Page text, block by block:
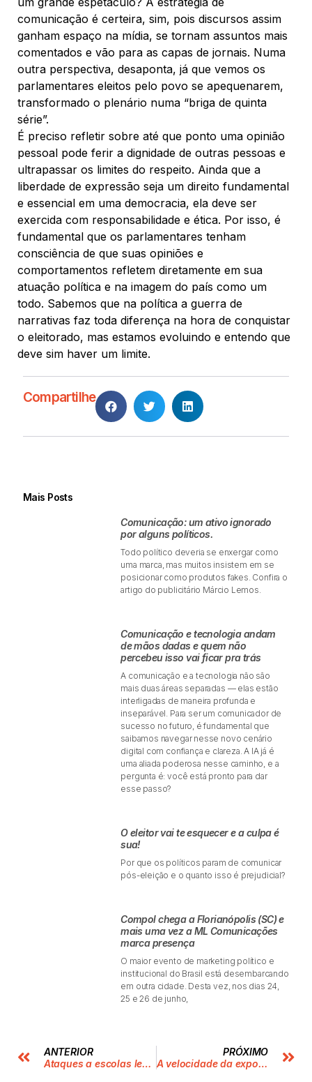
comunicação é certeira, sim, pois discursos assim
ganham espaço na mídia, se tornam assuntos mais
comentados e vão para as capas de jornais. Numa
outra perspectiva, desaponta, já que vemos os
parlamentares eleitos pelo povo se apequenarem,
transformado o plenário numa “briga de quinta
série”.
É preciso refletir sobre até que ponto uma opinião
pessoal pode ferir a dignidade de outras pessoas e
ultrapassar os limites do respeito. Ainda que a
liberdade de expressão seja um direito fundamental
e essencial em uma democracia, ela deve ser
exercida com responsabilidade e ética. Por isso, é
fundamental que os parlamentares tenham
consciência de que suas opiniões e
comportamentos refletem diretamente em sua
atuação política e na imagem do país como um
todo. Sabemos que na política a guerra de
narrativas faz toda diferença na hora de conquistar
o eleitorado, mas estamos evoluindo e entendo que
deve sim haver um limite.
Compartilhe
Mais Posts
Comunicação: um ativo ignorado
por alguns políticos.
Todo político deveria se enxergar como
uma marca, mas muitos insistem em se
posicionar como produtos fakes. Confira o
artigo do publicitário Márcio Lemos.
Comunicação e tecnologia andam
de mãos dadas e quem não
percebeu isso vai ficar pra trás
A comunicação e a tecnologia não são
mais duas áreas separadas — elas estão
interligadas de maneira profunda e
inseparável. Para ser um comunicador de
sucesso no futuro, é fundamental que
saibamos navegar nesse novo cenário
digital com confiança e clareza. A IA já é
uma aliada poderosa nesse caminho, e a
pergunta é: você está pronto para dar
esse passo?
O eleitor vai te esquecer e a culpa é
sua!
Por que os políticos param de comunicar
pós-eleição e o quanto isso é prejudicial?
Compol chega a Florianópolis (SC) e
mais uma vez a ML Comunicações
marca presença
O maior evento de marketing político e
institucional do Brasil está desembarcando
em outra cidade. Desta vez, nos dias 24,
25 e 26 de junho,
ANTERIOR
Ataques a escolas levantam novo debate sobre videogames
PRÓXIMO
A velocidade da exposição e a força do júri digital